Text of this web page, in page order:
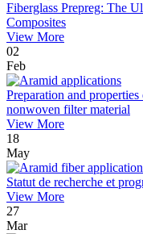
Fiberglass Prepreg: The
Composites
View More
02
Feb
Preparation and
nonwoven filter material
View More
18
May
Statut de recherche et
View More
27
Mar